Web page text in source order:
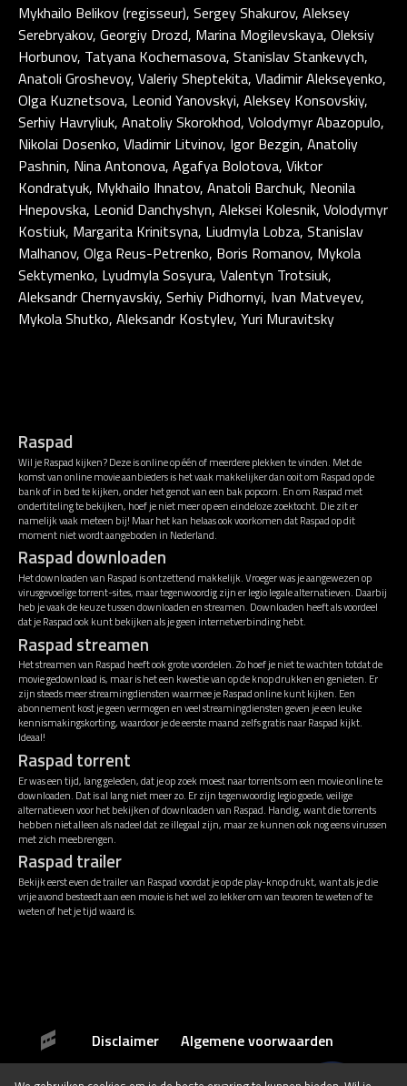
Mykhailo Belikov (regisseur), Sergey Shakurov, Aleksey
Serebryakov, Georgiy Drozd, Marina Mogilevskaya, Oleksiy
Horbunov, Tatyana Kochemasova, Stanislav Stankevych,
Anatoli Groshevoy, Valeriy Sheptekita, Vladimir Alekseyenko,
Olga Kuznetsova, Leonid Yanovskyi, Aleksey Konsovskiy,
Serhiy Havryliuk, Anatoliy Skorokhod, Volodymyr Abazopulo,
Nikolai Dosenko, Vladimir Litvinov, Igor Bezgin, Anatoliy
Pashnin, Nina Antonova, Agafya Bolotova, Viktor
Kondratyuk, Mykhailo Ihnatov, Anatoli Barchuk, Neonila
Hnepovska, Leonid Danchyshyn, Aleksei Kolesnik, Volodymyr
Kostiuk, Margarita Krinitsyna, Liudmyla Lobza, Stanislav
Malhanov, Olga Reus-Petrenko, Boris Romanov, Mykola
Sektymenko, Lyudmyla Sosyura, Valentyn Trotsiuk,
Aleksandr Chernyavskiy, Serhiy Pidhornyi, Ivan Matveyev,
Mykola Shutko, Aleksandr Kostylev, Yuri Muravitsky
Raspad
Wil je Raspad kijken? Deze is online op één of meerdere plekken te vinden. Met de
komst van online movie aanbieders is het vaak makkelijker dan ooit om Raspad op de
bank of in bed te kijken, onder het genot van een bak popcorn. En om Raspad met
ondertiteling te bekijken, hoef je niet meer op een eindeloze zoektocht. Die zit er
namelijk vaak meteen bij! Maar het kan helaas ook voorkomen dat Raspad op dit
moment niet wordt aangeboden in Nederland.
Raspad downloaden
Het downloaden van Raspad is ontzettend makkelijk. Vroeger was je aangewezen op
virusgevoelige torrent-sites, maar tegenwoordig zijn er legio legale alternatieven. Daarbij
heb je vaak de keuze tussen downloaden en streamen. Downloaden heeft als voordeel
dat je Raspad ook kunt bekijken als je geen internetverbinding hebt.
Raspad streamen
Het streamen van Raspad heeft ook grote voordelen. Zo hoef je niet te wachten totdat de
movie gedownload is, maar is het een kwestie van op de knop drukken en genieten. Er
zijn steeds meer streamingdiensten waarmee je Raspad online kunt kijken. Een
abonnement kost je geen vermogen en veel streamingdiensten geven je een leuke
kennismakingskorting, waardoor je de eerste maand zelfs gratis naar Raspad kijkt.
Ideaal!
Raspad torrent
Er was een tijd, lang geleden, dat je op zoek moest naar torrents om een movie online te
downloaden. Dat is al lang niet meer zo. Er zijn tegenwoordig legio goede, veilige
alternatieven voor het bekijken of downloaden van Raspad. Handig, want die torrents
hebben niet alleen als nadeel dat ze illegaal zijn, maar ze kunnen ook nog eens virussen
met zich meebrengen.
Raspad trailer
Bekijk eerst even de trailer van Raspad voordat je op de play-knop drukt, want als je die
vrije avond besteedt aan een movie is het wel zo lekker om van tevoren te weten of te
weten of het je tijd waard is.
Disclaimer Algemene voorwaarden